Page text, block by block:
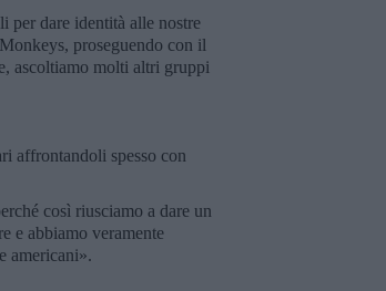
per dare identità alle nostre
proseguendo con il
ascoltiamo molti altri gruppi
affrontandoli spesso con
così riusciamo a dare un
e abbiamo veramente
americani».